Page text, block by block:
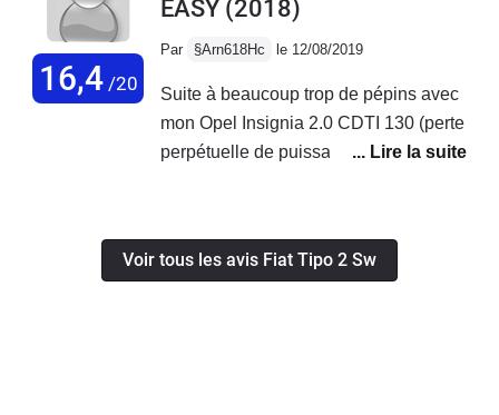
16,4/20
EASY (2018)
Par §Arn618Hc le 12/08/2019
Suite à beaucoup trop de pépins avec
mon Opel Insignia 2.0 CDTI 130 (perte
perpétuelle de puissance, soucis
etc..), je me suis résolu à la vendre
pour l’exportation. N’ayant pas un
Voir tous les avis Fiat Tipo 2 Sw